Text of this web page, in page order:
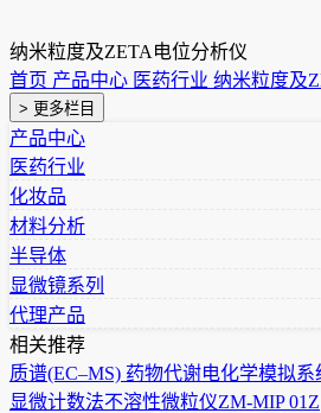
纳米粒度及ZETA电位分析仪
首页 产品中心 医药行业 纳米粒度及
> 更多栏目
产品中心
医药行业
化妆品
材料分析
半导体
显微镜系列
代理产品
相关推荐
质谱(EC–MS) 药物代谢电化学模拟系
显微计数法不溶性微粒仪ZM-MIP 01Z